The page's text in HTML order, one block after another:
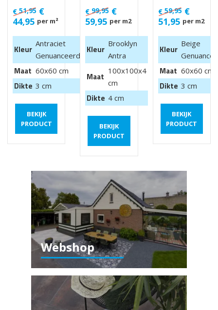
Luik
€ 51,95 €
44,95 per m²
Kleur
Antraciet
Genuanceerd
Maat 60x60 cm
Dikte 3 cm
BEKIJK
PRODUCT
100x100x4
cm van €
99,95 m2
€ 99,95 €
59,95 per m2
Kleur
Brooklyn
Antra
Maat
100x100x4
cm
Dikte 4 cm
BEKIJK
PRODUCT
cm
€59,95 €
51,95 per m2
Kleur
Beige
Maat 60x60 cm
Dikte 3 cm
BEKIJK
PRODUCT
Webshop